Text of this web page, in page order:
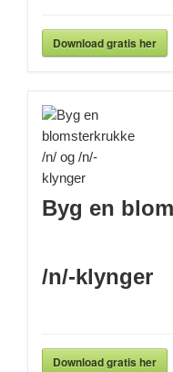
Download gratis her
Byg en
/n/-klynger
Download gratis her